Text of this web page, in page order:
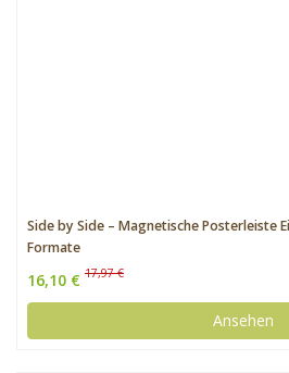
Side by Side – Magnetische Posterleiste
Formate
16,10 € 17,97 €
Ansehen